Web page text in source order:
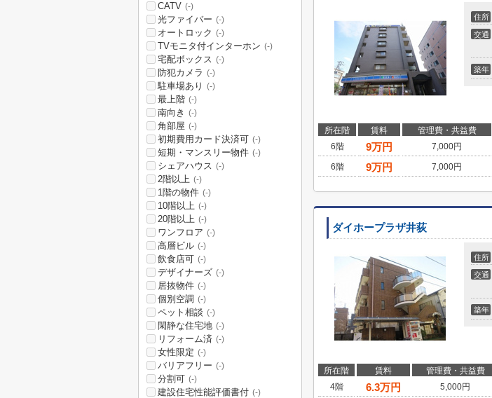
住所
交通
築年
所在階 賃料 管理費・共益費
6階
9万円 7,000円
6階
9万円 7,000円
ダイホープラザ井荻
住所
交通
築年
所在階 賃料 管理費・共益費
4階
6.3万円 5,000円
CATV (-)
光ファイバー (-)
オートロック (-)
TVモニタ付インターホン (-)
宅配ボックス (-)
防犯カメラ (-)
駐車場あり (-)
最上階 (-)
南向き (-)
角部屋 (-)
初期費用カード決済可 (-)
短期・マンスリー物件 (-)
シェアハウス (-)
2階以上 (-)
1階の物件 (-)
10階以上 (-)
20階以上 (-)
ワンフロア (-)
高層ビル (-)
飲食店可 (-)
デザイナーズ (-)
居抜物件 (-)
個別空調 (-)
ペット相談 (-)
閑静な住宅地 (-)
リフォーム済 (-)
女性限定 (-)
バリアフリー (-)
分割可 (-)
建設住宅性能評価書付 (-)